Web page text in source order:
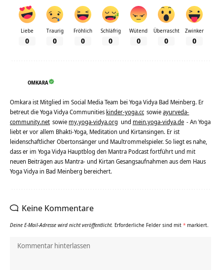
Liebe
0
Traurig
0
Fröhlich
0
Schläfrig
0
Wütend
0
Überrascht
0
Zwinker
0
OMKARA
Omkara ist Mitglied im Social Media Team bei Yoga Vidya Bad Meinberg. Er
betreut die Yoga Vidya Communities kinder-yoga.cc sowieayurveda-
community.net sowie my.yoga-vidya.org und mein.yoga-vidya.de - An Yoga
liebt er vor allem Bhakti-Yoga, Meditation und Kirtansingen. Er ist
leidenschaftlicher Obertonsänger und Maultrommelspieler. So liegt es nahe,
dass er im Yoga Vidya Hauptblog den Mantra Podcast fortführt und mit
neuen Beiträgen aus Mantra- und Kirtan Gesangsaufnahmen aus dem Haus
Yoga Vidya in Bad Meinberg bereichert.
Keine Kommentare
Deine E-Mail-Adresse wird nicht veröffentlicht. Erforderliche Felder sind mit * markiert.